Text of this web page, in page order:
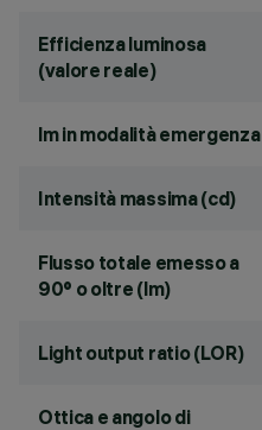
Efficienza luminosa
(valore reale)
lm in modalità emergenza
Intensità massima (cd)
Flusso totale emesso a
90° o oltre (lm)
Light output ratio (LOR)
Ottica e angolo di